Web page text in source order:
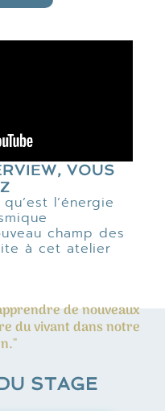
VOUS
l’énergie
champ des
à cet atelier
de nouveaux
du vivant dans notre
STAGE